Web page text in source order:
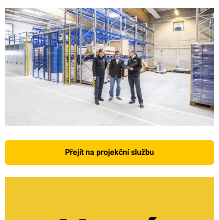
Přejít na projekční službu